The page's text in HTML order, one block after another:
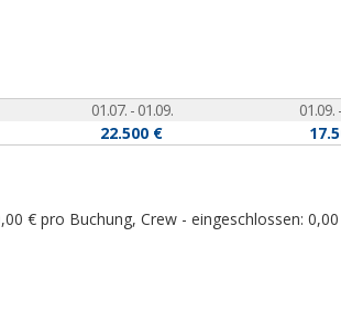
01.07. - 01.09. 01.09.
22.500 €
€ pro Buchung, Crew - eingeschlossen: